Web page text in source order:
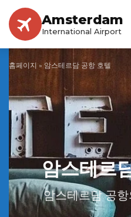
Amsterdam
International Airport
홈페이지 » 암스테르담 공항 호텔
암스테르
암스테르담 공